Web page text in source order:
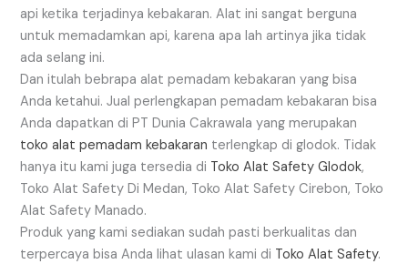
api ketika terjadinya kebakaran. Alat ini sangat berguna
untuk memadamkan api, karena apa lah artinya jika tidak
ada selang ini.
Dan itulah bebrapa alat pemadam kebakaran yang bisa
Anda ketahui. Jual perlengkapan pemadam kebakaran bisa
Anda dapatkan di PT Dunia Cakrawala yang merupakan
toko alat pemadam kebakaran terlengkap di glodok. Tidak
hanya itu kami juga tersedia di Toko Alat Safety Glodok,
Toko Alat Safety Di Medan, Toko Alat Safety Cirebon, Toko
Alat Safety Manado.
Produk yang kami sediakan sudah pasti berkualitas dan
terpercaya bisa Anda lihat ulasan kami di Toko Alat Safety.